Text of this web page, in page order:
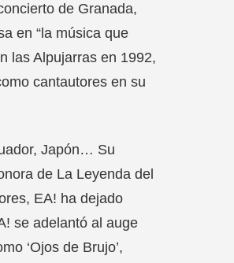
de Granada,
en “la música que
las Alpujarras en 1992,
cantautores en su
Japón… Su
de La Leyenda del
EA! ha dejado
se adelantó al auge
‘Ojos de Brujo’,